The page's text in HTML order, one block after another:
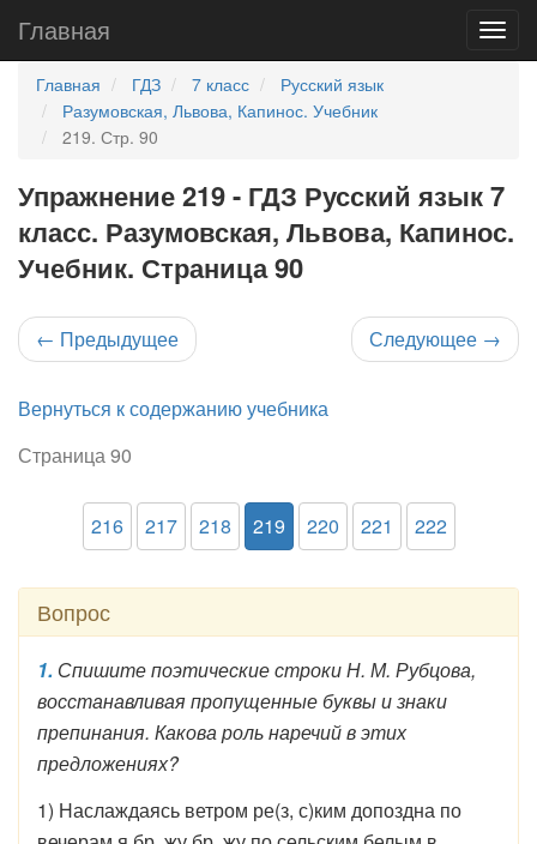
Главная
Главная ГДЗ 7 класс
Русский язык
Разумовская, Львова, Капинос. Учебник
219. Стр. 90
Упражнение 219 - ГДЗ Русский язык 7
класс. Разумовская, Львова, Капинос.
Учебник. Страница 90
← Предыдущее Следующее →
Вернуться к содержанию учебника
Страница 90
216 217 218 219 220 221 222
Вопрос
1. Спишите поэтические строки Н. М. Рубцова,
восстанавливая пропущенные буквы и знаки
препинания. Какова роль наречий в этих
предложениях?
1) Наслаждаясь ветром ре(з, с)ким допоздна по